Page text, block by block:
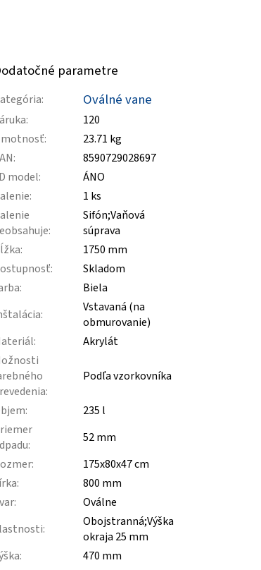
parametre
: Oválné vane
:
120
:
23.71 kg
:
8590729028697
model:
ÁNO
:
1 ks
:
Sifón;Vaňová
súprava
:
1750 mm
:
Skladom
:
Biela
:
Vstavaná (na
obmurovanie)
:
Akrylát
:
Podľa vzorkovníka
:
235 l
:
52 mm
:
175x80x47 cm
:
800 mm
:
Oválne
:
Obojstranná;Výška
okraja 25 mm
:
470 mm